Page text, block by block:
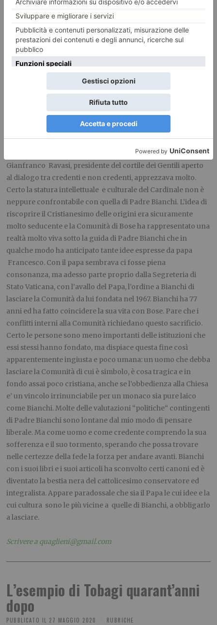
confessioni cristiane e a uomini e
donne è figlia del Concilio
Vaticano II e trovò protezione nel
cardinale di Torino Michele Pellegrino, arcivescovo
progressista che spesso sostenne anche posizioni molto più
scomode come quella dell’abate di San Paolo Dom Giovanni
Franzoni che sostenne divorzio ed aborto e fu
dichiaratamente comunista.
A parlarmi sempre in termini molto positivi di lui fu un mio
professore di liceo, Fratel Enrico Trisoglio del Collegio San
Giuseppe e il mio amico Giovanni Ramella, ma i loro discorsi
non mi convinsero mai fino in fondo, anche se l’esperienza
di Bose è cosa di per sé apprezzabile che anche il Cardinale
Gianfranco Ravasi, presidente del cortile dei Gentili aperto
al dialogo tra credenti e non credenti, apprezzava molto.
Certo la statura intellettuale e culturale del Cardinale non è
neppure confrontabile con quella di Padre Bianchi. L’idea di
riscoprire il Cristianesimo delle origini era sicuramente
molto seducente e la Comunità di Bose ha rappresentato una
realtà molto viva sotto la guida di Padre Bianchi che in
qualche modo ha anticipato tante idee espresse da papa
Francesco. Con il papa sembrava ci fosse piena
consonanza, ma adesso parte proprio dalla Segreteria di
Stato Vaticana, con l’avallo del Papa, l’ordine a Bianchi di
lasciare la Comunità da lui fondata nel 1967. Bianchi ha 77
anni ed ha fatto coincidere la sua vita con Bose. Pare che i
conflitti interni alla Comunità richiedano questo sacrificio.
Certo le persone sono meno importanti delle istituzioni che
essi stessi hanno fondato, ma dispiace questa fine così
apparentemente ingiusta e poco umana: un uomo che debba
lasciare la Comunità di cui è simbolo, è cosa tragica e in
fondo assai poco cristiana, anche se l’obbedienza alla Chiesa
e’ un vincolo irrinunciabile per un monaco sia pure laico
come Bianchi. Molte delle valutazioni “politiche“ contingenti
di Padre Bianchi sono lontane dal mio modo di pensare
liberale. Ma come uomo e come credente comprendo la sua
sofferenza e il suo tormento, sperando che possa trovare
nelle certezze della fede la forza per andare avanti. Bianchi
con i suoi libri e i suoi articoli ha sconvolto certi canoni ed è
diventato la bestia nera del cattolicesimo conservatore ed
integralista. Appare paradossale che sia il Papa le cui idee e la
cui cultura sono le più vicine a quelle di Bianchi, a obbligarlo
a lasciare.
Scrivere a quaglieni@gmail.com
L’esempio di Tobagi quarant’anni
dopo
PUBBLICATO IL 27 MAGGIO 2020 RUBRICHE